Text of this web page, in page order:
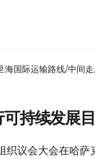
海国际运输路线/中间
持续发展
议会大会在哈萨